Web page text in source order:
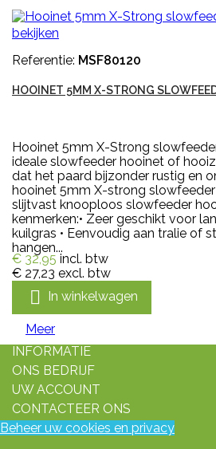
bekijken
Referentie: MSF80120
HOOINET 5MM X-STRONG
Hooinet 5mm X-Strong
ideale slowfeeder hooinet of
dat het paard bijzonder rustig en
hooinet 5mm X-strong slowfeeder
slijtvast knooploos slowfeeder
kenmerken:• Zeer geschikt voor
kuilgras • Eenvoudig aan tralie of
hangen...
€ 32,95 incl. btw
€ 27,23 excl. btw
 In winkelwagen
Meer
INFORMATIE
ONS BEDRIJF
UW ACCOUNT
CONTACTEER ONS
Beheer uw cookies en privacy